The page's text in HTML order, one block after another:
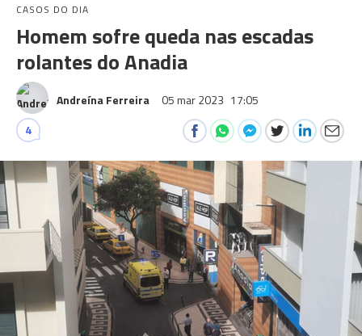
CASOS DO DIA
Homem sofre queda nas escadas
rolantes do Anadia
Andreína Ferreira 05 mar 2023 17:05
4